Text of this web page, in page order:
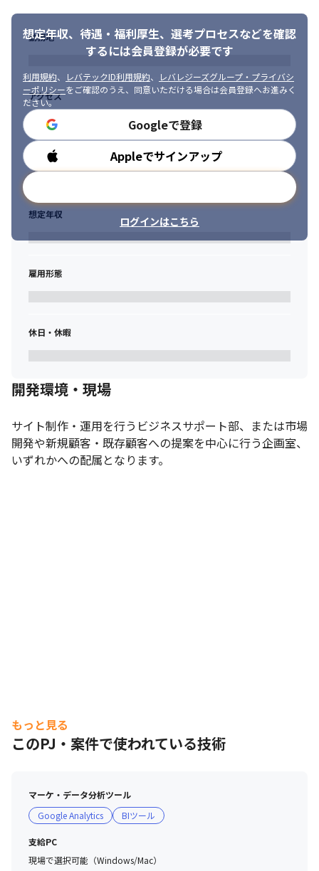
想定年収、待遇・福利厚生、 選考プロセスなどを確認
するには会員登録が必要です
利用規約、 レバテックID利用規約、
レバレジーズグループ・プライバシ
ーポリシーをご確認のうえ、同意いただける場合は会員登録へお進みく
ださい。
Googleで登録
Appleでサインアップ
ログインはこちら
勤務地
アクセス
勤務時間
想定年収
雇用形態
休日・休暇
開発環境・現場
サイト制作・運用を行うビジネスサポート部、または市場
開発や新規顧客・既存顧客への提案を中心に行う企画室、
いずれかへの配属となります。
もっと見る
このPJ・案件で使われている技術
マーケ・データ分析ツール
Google Analytics
BIツール
支給PC
現場で選択可能（Windows/Mac）